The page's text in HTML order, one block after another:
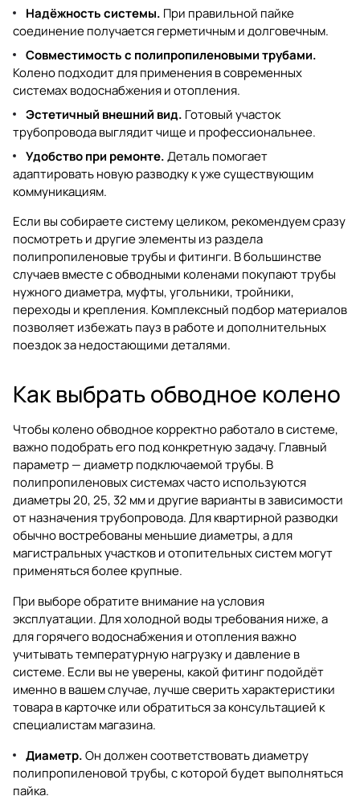
Надёжность системы. При правильной пайке
соединение получается герметичным и долговечным.
Совместимость с полипропиленовыми трубами.
Колено подходит для применения в современных
системах водоснабжения и отопления.
Эстетичный внешний вид. Готовый участок
трубопровода выглядит чище и профессиональнее.
Удобство при ремонте.Деталь помогает
адаптировать новую разводку к уже существующим
коммуникациям.
Если вы собираете систему целиком, рекомендуем сразу
посмотреть и другие элементы из раздела
полипропиленовые трубы и фитинги. В большинстве
случаев вместе с обводными коленами покупают трубы
нужного диаметра, муфты, угольники, тройники,
переходы и крепления. Комплексный подбор материалов
позволяет избежать пауз в работе и дополнительных
поездок за недостающими деталями.
Как выбрать обводное колено
Чтобы колено обводное корректно работало в системе,
важно подобрать его под конкретную задачу. Главный
параметр — диаметр подключаемой трубы. В
полипропиленовых системах часто используются
диаметры 20, 25, 32 мм и другие варианты в зависимости
от назначения трубопровода. Для квартирной разводки
обычно востребованы меньшие диаметры, а для
магистральных участков и отопительных систем могут
применяться более крупные.
При выборе обратите внимание на условия
эксплуатации. Для холодной воды требования ниже, а
для горячего водоснабжения и отопления важно
учитывать температурную нагрузку и давление в
системе. Если вы не уверены, какой фитинг подойдёт
именно в вашем случае, лучше сверить характеристики
товара в карточке или обратиться за консультацией к
специалистам магазина.
Диаметр.Он должен соответствовать диаметру
полипропиленовой трубы, с которой будет выполняться
пайка.